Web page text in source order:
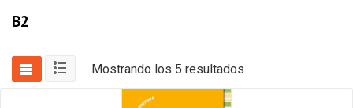
B2
Mostrando los 5 resultados